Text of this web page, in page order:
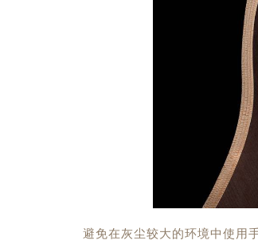
避免在灰尘较大的环境中使用手